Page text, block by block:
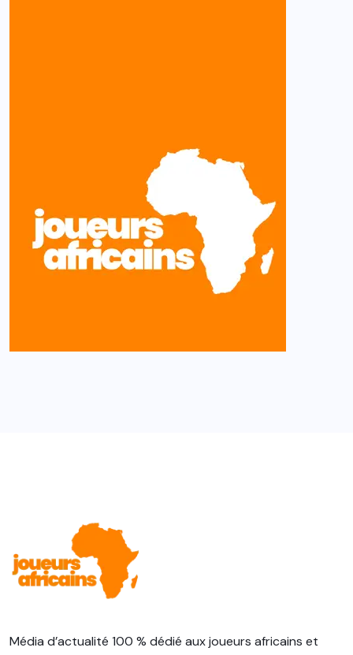
Média d’actualité 100 % dédié aux joueurs africains et